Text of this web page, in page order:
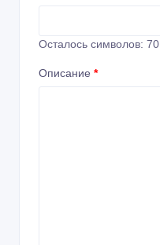
Осталось символов: 70
Описание *